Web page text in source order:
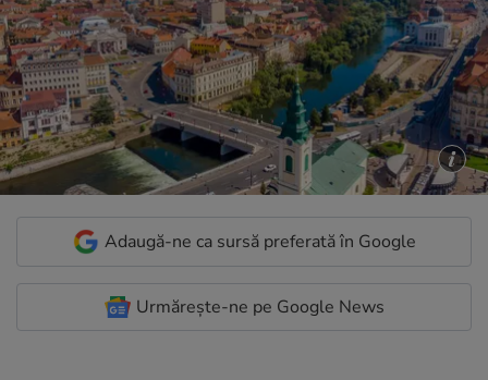
Adaugă-ne ca sursă preferată în Google
Urmărește-ne pe Google News